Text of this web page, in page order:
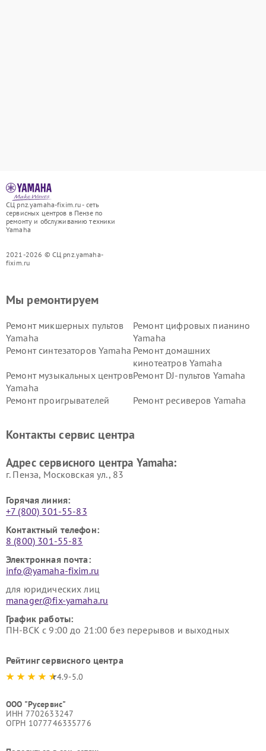
СЦ pnz.yamaha-fixim.ru - сеть
сервисных центров в Пензе по
ремонту и обслуживанию техники
Yamaha
2021-2026 © СЦ pnz.yamaha-
fixim.ru
Мы ремонтируем
Ремонт микшерных пультов
Yamaha
Ремонт цифровых пианино
Yamaha
Ремонт синтезаторов Yamaha Ремонт домашних
кинотеатров Yamaha
Ремонт музыкальных центров
Yamaha
Ремонт DJ-пультов Yamaha
Ремонт проигрывателей
Ремонт ресиверов Yamaha
Yamaha
Yamaha
Контакты сервис центра
Адрес сервисного центра Yamaha:
г. Пенза, Московская ул., 83
Горячая линия:
+7 (800) 301-55-83
Контактный телефон:
8 (800) 301-55-83
Электронная почта:
info@yamaha-fixim.ru
для юридических лиц
manager@fix-yamaha.ru
График работы:
ПН-ВСК с 9:00 до 21:00 без перерывов и выходных
Рейтинг сервисного центра
4.9-5.0
ООО "Русервис"
ИНН 7702633247
ОГРН 1077746335776